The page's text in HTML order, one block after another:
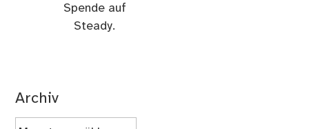
Spende auf
Steady.
Archiv
Archiv